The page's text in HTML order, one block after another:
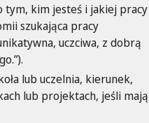
tym, kim jesteś i jakiej pracy
szukająca pracy
uczciwa, z dobrą
lub uczelnia, kierunek,
lub projektach, jeśli mają